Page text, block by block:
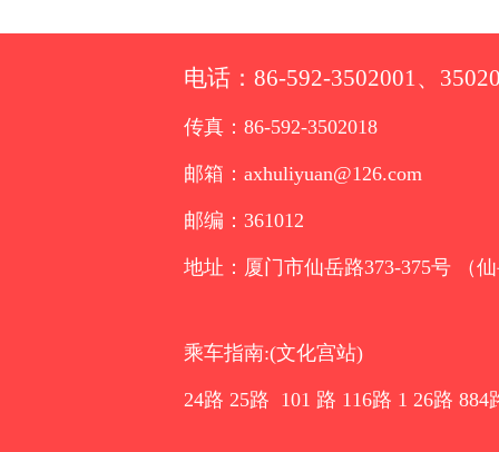
电话：86-592-3502001、
传真：86-592-3502018
邮箱：axhuliyuan@126.com
邮编：361012
地址：厦门市仙岳路373-375号 （
乘车指南:(文化宫站)
24路 25路 101 路 116路 1 26路 884